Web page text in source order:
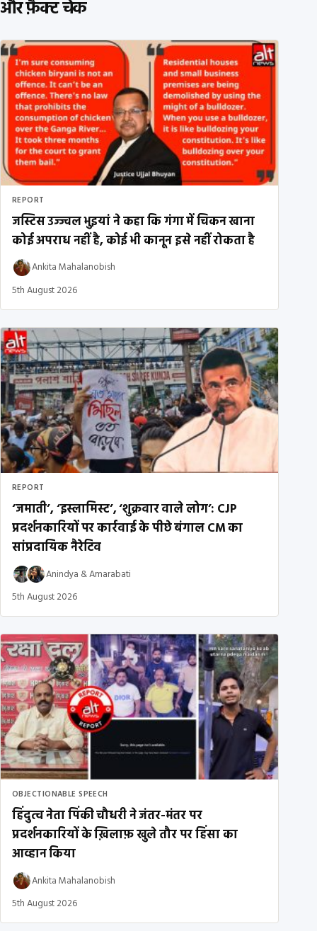
और फ़ैक्ट चेक
REPORT
जस्टिस उज्ज्वल भुइयां ने कहा कि गंगा में चिकन खाना
कोई अपराध नहीं है, कोई भी कानून इसे नहीं रोकता है
Ankita Mahalanobish
5th August 2026
REPORT
‘जमाती’, ‘इस्लामिस्ट’, ‘शुक्रवार वाले लोग’: CJP
प्रदर्शनकारियों पर कार्रवाई के पीछे बंगाल CM का
सांप्रदायिक नैरेटिव
Anindya &Amarabati
5th August 2026
OBJECTIONABLE SPEECH
हिंदुत्व नेता पिंकी चौधरी ने जंतर-मंतर पर
प्रदर्शनकारियों के ख़िलाफ़ खुले तौर पर हिंसा का
आव्हान किया
Ankita Mahalanobish
5th August 2026